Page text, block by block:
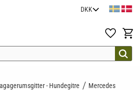
Favoritter
- Hundegitre
Mercedes